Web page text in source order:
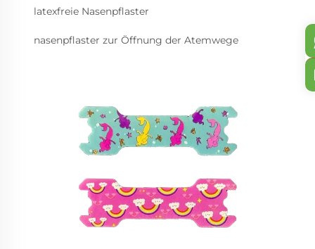
latexfreie Nasenpflaster
nasenpflaster zur Öffnung der Atemwege